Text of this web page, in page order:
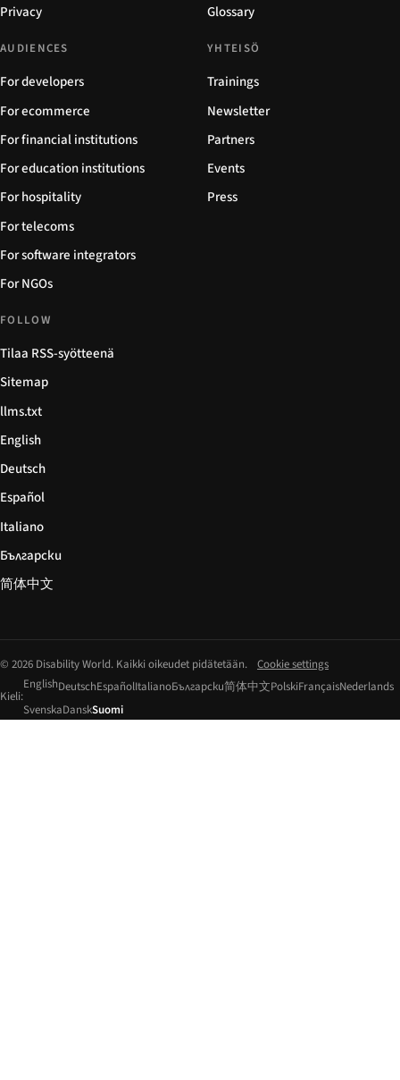
Privacy
Glossary
AUDIENCES
For developers
For ecommerce
For financial institutions
For education institutions
For hospitality
For telecoms
For software integrators
For NGOs
YHTEISÖ
Trainings
Newsletter
Partners
Events
Press
FOLLOW
Tilaa RSS-syötteenä
Sitemap
llms.txt
English
Deutsch
Español
Italiano
Български
简体中文
© 2026 Disability World. Kaikki oikeudet pidätetään. Cookie settings
Kieli:
EnglishDeutschEspañolItalianoБългарски简体中文PolskiFrançaisNederlands
SvenskaDanskSuomi